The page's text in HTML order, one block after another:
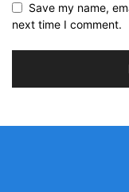
Save my name,
next time I comment.